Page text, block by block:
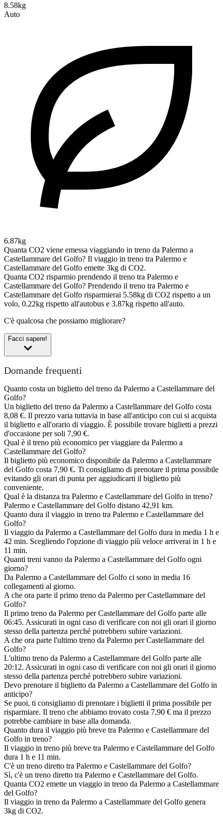
8.58kg
Auto
6.87kg
Quanta CO2 viene emessa viaggiando in treno da Palermo a
Castellammare del Golfo? Il viaggio in treno tra Palermo e
Castellammare del Golfo emette 3kg di CO2.
Quanta CO2 risparmio prendendo il treno tra Palermo e
Castellammare del Golfo? Prendendo il treno tra Palermo e
Castellammare del Golfo risparmierai 5.58kg di CO2 rispetto a un
volo, 0.22kg rispetto all'autobus e 3.87kg rispetto all'auto.
C'è qualcosa che possiamo migliorare?
Facci sapere!
Domande frequenti
Quanto costa un biglietto del treno da Palermo a Castellammare del
Golfo?
Un biglietto del treno da Palermo a Castellammare del Golfo costa
8,08 €. Il prezzo varia tuttavia in base all'anticipo con cui si acquista
il biglietto e all'orario di viaggio. È possibile trovare biglietti a prezzi
d'occasione per soli 7,90 €.
Qual è il treno più economico per viaggiare da Palermo a
Castellammare del Golfo?
Il biglietto più economico disponibile da Palermo a Castellammare
del Golfo costa 7,90 €. Ti consigliamo di prenotare il prima possibile
evitando gli orari di punta per aggiudicarti il biglietto più
conveniente.
Qual è la distanza tra Palermo e Castellammare del Golfo in treno?
Palermo e Castellammare del Golfo distano 42,91 km.
Quanto dura il viaggio in treno tra Palermo e Castellammare del
Golfo?
Il viaggio da Palermo a Castellammare del Golfo dura in media 1 h e
42 min. Scegliendo l'opzione di viaggio più veloce arriverai in 1 h e
11 min.
Quanti treni vanno da Palermo a Castellammare del Golfo ogni
giorno?
Da Palermo a Castellammare del Golfo ci sono in media 16
collegamenti al giorno.
A che ora parte il primo treno da Palermo per Castellammare del
Golfo?
Il primo treno da Palermo per Castellammare del Golfo parte alle
06:45. Assicurati in ogni caso di verificare con noi gli orari il giorno
stesso della partenza perché potrebbero subire variazioni.
A che ora parte l'ultimo treno da Palermo per Castellammare del
Golfo?
L'ultimo treno da Palermo a Castellammare del Golfo parte alle
20:12. Assicurati in ogni caso di verificare con noi gli orari il giorno
stesso della partenza perché potrebbero subire variazioni.
Devo prenotare il biglietto da Palermo a Castellammare del Golfo in
anticipo?
Se puoi, ti consigliamo di prenotare i biglietti il prima possibile per
risparmiare. Il treno che abbiamo trovato costa 7,90 € ma il prezzo
potrebbe cambiare in base alla domanda.
Quanto dura il viaggio più breve tra Palermo e Castellammare del
Golfo in treno?
Il viaggio in treno più breve tra Palermo e Castellammare del Golfo
dura 1 h e 11 min.
C'è un treno diretto tra Palermo e Castellammare del Golfo?
Sì, c'è un treno diretto tra Palermo e Castellammare del Golfo.
Quanta CO2 emette un viaggio in treno da Palermo a Castellammare
del Golfo?
Il viaggio in treno da Palermo a Castellammare del Golfo genera
3kg di CO2.